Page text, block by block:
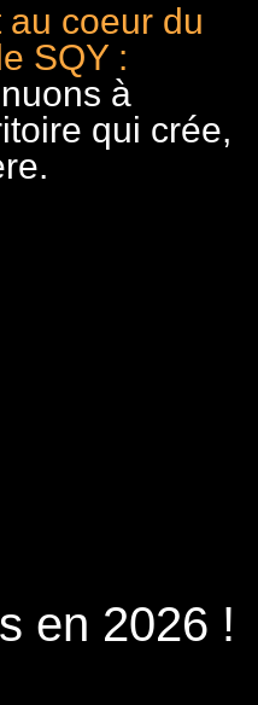
coeur du
SQY :
à
qui crée,
en 2026 !